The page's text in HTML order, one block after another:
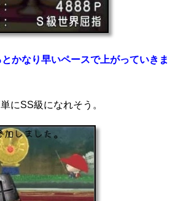
かなり早いペースで上がっていきま
にSS級になれそう。